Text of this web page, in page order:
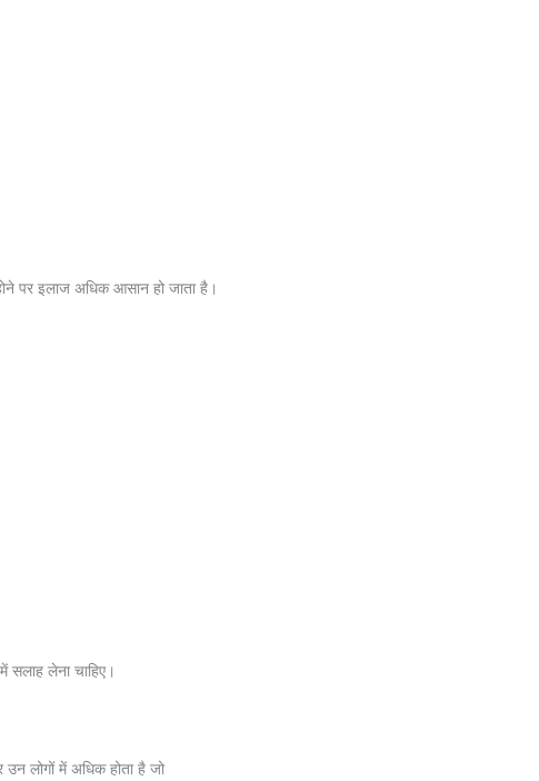
पर इलाज अधिक आसान हो जाता है।
सलाह लेना चाहिए।
लोगों में अधिक होता है जो